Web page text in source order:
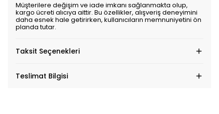
Müşterilere değişim ve iade imkanı sağlanmakta olup,
kargo ücreti alıcıya aittir. Bu özellikler, alışveriş deneyimini
daha esnek hale getirirken, kullanıcıların memnuniyetini ön
planda tutar.
Taksit Seçenekleri
Teslimat Bilgisi